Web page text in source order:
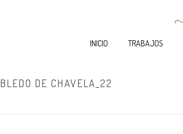
INICIO TRABAJOS
DE CHAVELA_22